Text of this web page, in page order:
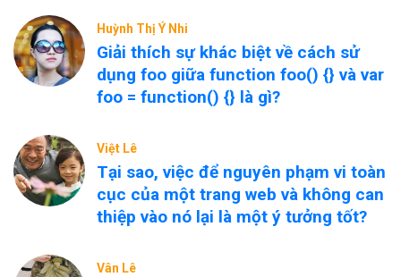
Huỳnh Thị Ý Nhi
Giải thích sự khác biệt về cách sử
dụng foo giữa function foo() {} và var
foo = function() {} là gì?
Việt Lê
Tại sao, việc để nguyên phạm vi toàn
cục của một trang web và không can
thiệp vào nó lại là một ý tưởng tốt?
Vân Lê